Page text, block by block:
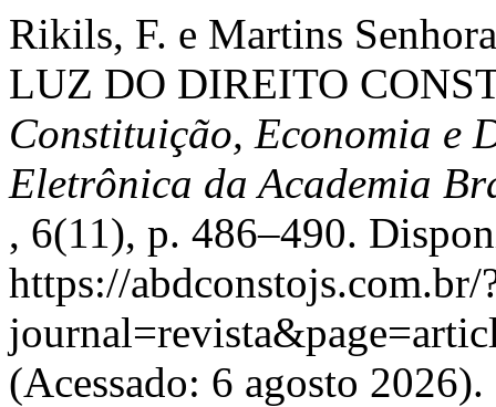
Rikils, F. e Martins
LUZ DO DIREITO
Constituição, Economia e
Eletrônica da Academia
, 6(11), p. 486–490.
https://abdconstojs.com.br/
(Acessado: 6 agosto 2026).